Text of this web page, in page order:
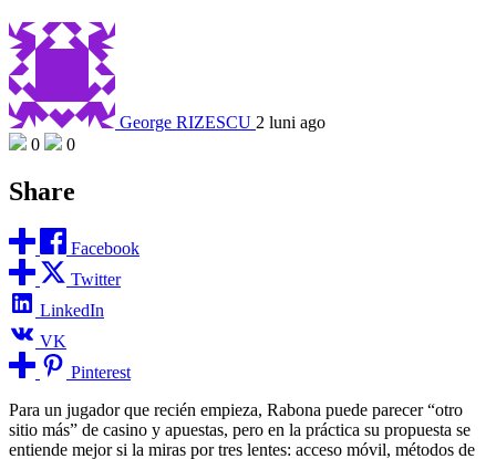
George RIZESCU 2 luni ago
0
0
Share
Facebook
Twitter
LinkedIn
VK
Pinterest
Para un jugador que recién empieza, Rabona puede parecer “otro
sitio más” de casino y apuestas, pero en la práctica su propuesta se
entiende mejor si la miras por tres lentes: acceso móvil, métodos de